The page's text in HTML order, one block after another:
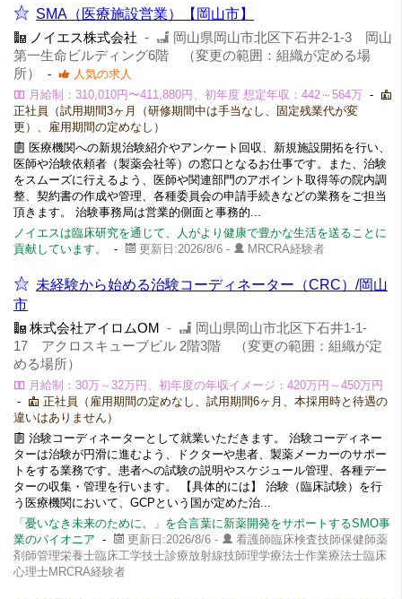
SMA（医療施設営業）【岡山市】
ノイエス株式会社 -
岡山県岡山市北区下石井2-1-3 岡山
第一生命ビルディング6階 （変更の範囲：組織が定める場
所）
-
人気の求人
月給制：310,010円〜411,880円、初年度 想定年収：442～564万 -
正社員（試用期間3ヶ月（研修期間中は手当なし、固定残業代が変
更）、雇用期間の定めなし）
医療機関への新規治験紹介やアンケート回収、新規施設開拓を行い、
医師や治験依頼者（製薬会社等）の窓口となるお仕事です。また、治験
をスムーズに行えるよう、医師や関連部門のアポイント取得等の院内調
整、契約書の作成や管理、各種委員会の申請手続きなどの業務をご担当
頂きます。 治験事務局は営業的側面と事務的...
ノイエスは臨床研究を通じて、人がより健康で豊かな生活を送ることに
貢献しています。
- 更新日:2026/8/6 - MRCRA経験者
未経験から始める治験コーディネーター（CRC）/岡山
市
株式会社アイロムOM -
岡山県岡山市北区下石井1-1-
17 アクロスキューブビル 2階3階 （変更の範囲：組織が定
める場所）
月給制：30万～32万円、初年度の年収イメージ：420万円～450万円
-
正社員（雇用期間の定めなし、試用期間6ヶ月、本採用時と待遇の
違いはありません）
治験コーディネーターとして就業いただきます。 治験コーディネー
ターは治験が円滑に進むよう、ドクターや患者、製薬メーカーのサポー
トをする業務です。患者への試験の説明やスケジュール管理、各種デー
ターの収集・管理を行います。 【具体的には】 治験（臨床試験）を行
う医療機関において、GCPという国が定めた治...
「憂いなき未来のために。」を合言葉に新薬開発をサポートするSMO事
業のパイオニア - 更新日:2026/8/6 -
看護師臨床検査技師保健師薬
剤師管理栄養士臨床工学技士診療放射線技師理学療法士作業療法士臨床
心理士MRCRA経験者